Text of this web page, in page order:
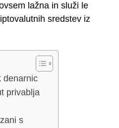
lažna in služi le
sredstev iz
denarnic
privablja
s